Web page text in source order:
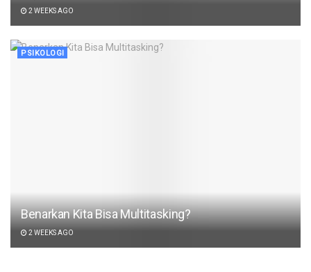
2 WEEKS AGO
PSIKOLOGI
Benarkan Kita Bisa Multitasking?
2 WEEKS AGO